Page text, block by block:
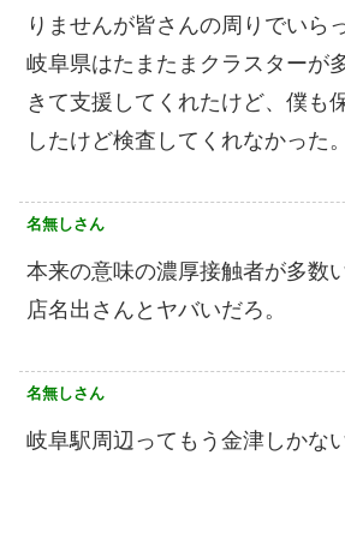
りませんが皆さんの周りでいら
岐阜県はたまたまクラスターが
きて支援してくれたけど、僕も
したけど検査してくれなかった。
名無しさん
本来の意味の濃厚接触者が多数
店名出さんとヤバいだろ。
名無しさん
岐阜駅周辺ってもう金津しかな